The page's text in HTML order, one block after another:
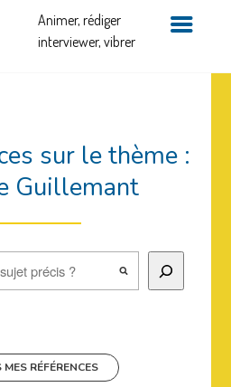
sur le thème :
Guillemant
MES RÉFÉRENCES
Animer, rédiger
interviewer, vibrer